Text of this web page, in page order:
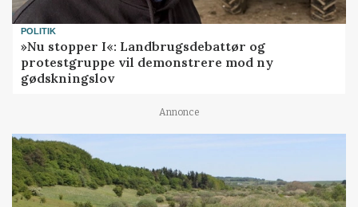
POLITIK
»Nu stopper I«: Landbrugsdebattør og
protestgruppe vil demonstrere mod ny
gødskningslov
Annonce